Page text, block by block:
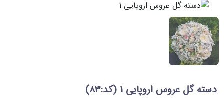
دسته گل عروس اروپایی 1 (کد:83)